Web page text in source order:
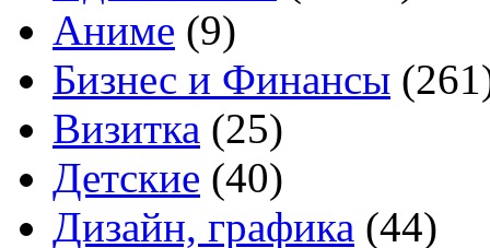
Аниме (9)
Бизнес и Финансы
Визитка (25)
Детские (40)
Дизайн, графика (44)